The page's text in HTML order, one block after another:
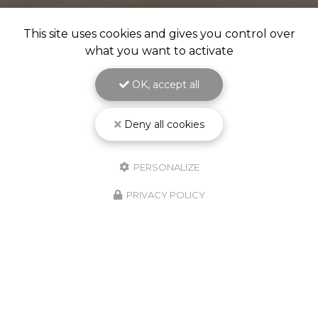
This site uses cookies and gives you control over
what you want to activate
OK, accept all
Deny all cookies
PERSONALIZE
PRIVACY POLICY